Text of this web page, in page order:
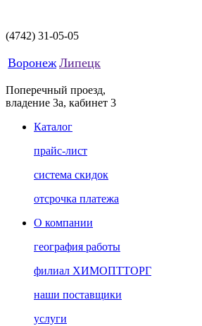
(4742) 31-05-05
Воронеж Липецк
Поперечный проезд,
владение 3а, кабинет 3
Каталог
прайс-лист
система скидок
отсрочка платежа
О компании
география работы
филиал ХИМОПТТОРГ
наши поставщики
услуги